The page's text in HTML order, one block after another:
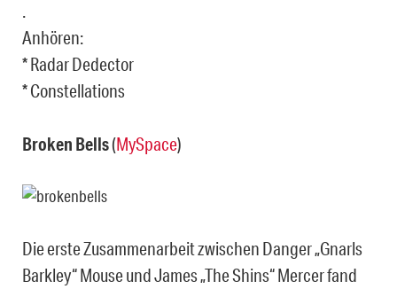
.
Anhören:
* Radar Dedector
* Constellations
Broken Bells(MySpace)
Die erste Zusammenarbeit zwischen Danger „Gnarls
Barkley“ Mouse und James „The Shins“ Mercer fand